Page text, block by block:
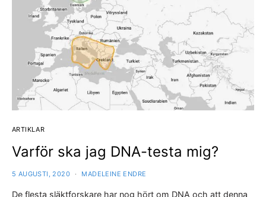
ARTIKLAR
Varför ska jag DNA-testa mig?
5 AUGUSTI, 2020 MADELEINE ENDRE
De flesta släktforskare har nog hört om DNA och att denna